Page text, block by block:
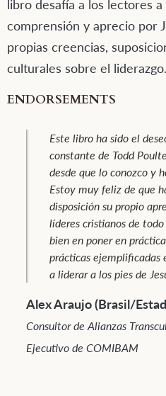
libro desafía a los lectores
comprensión y aprecio por
propias creencias,
culturales sobre el liderazgo.
ENDORSEMENTS
Todd Poulter nos trae un
deseado haber leído
un líder joven
por casi dos décadas,
trabajo y amigo, y no
mejor calificado para
tesoro. Este libro ha sido
vasta y profunda
liderazgo multicultural,
del liderazgo de hoy.
entrenado, sido mentor
interactuado con líderes